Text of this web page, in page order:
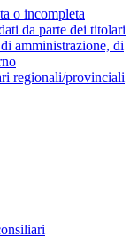
o incompleta
da parte dei titolari
amministrazione, di
regionali/provinciali